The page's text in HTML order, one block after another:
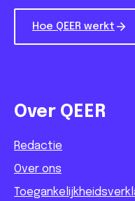
Hoe QEER werkt
Over QEER
Redactie
Over ons